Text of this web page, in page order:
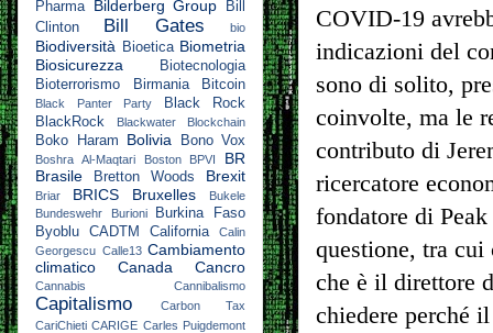
COVID-19
indicazioni del
sono di solito,
coinvolte, ma le
contributo di
ricercatore
fondatore di
questione, tra cui
che è il direttore
chiedere perché
Pharma
Bilderberg Group
Bill
Clinton
Bill Gates bio
Biodiversità Bioetica Biometria
Biosicurezza
Biotecnologia
Bioterrorismo
Birmania Bitcoin
Black Panter Party
Black Rock
BlackRock
Blackwater Blockchain
Boko Haram Bolivia Bono Vox
Boshra Al-Maqtari Boston BPVI
BR
Brasile
Bretton Woods Brexit
Briar BRICS Bruxelles
Bukele
Bundeswehr
Burioni
Burkina Faso
Byoblu
CADTM California
Calin
Georgescu Calle13 Cambiamento
climatico
Canada Cancro
Cannabis Cannibalismo
Capitalismo
Carbon Tax
CariChieti CARIGE Carles Puigdemont